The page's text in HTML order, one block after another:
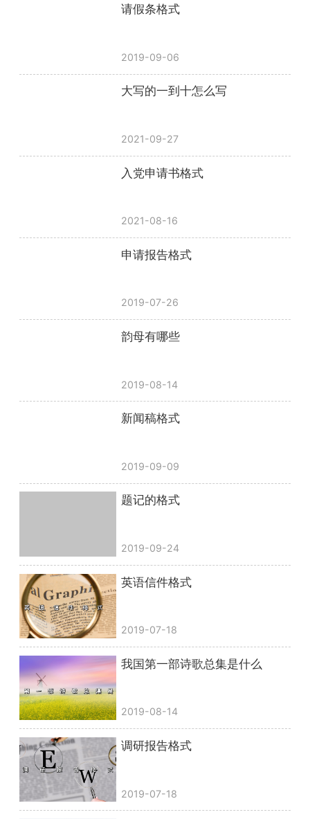
请假条格式
2019-09-06
大写的一到十怎么写
2021-09-27
入党申请书格式
2021-08-16
申请报告格式
2019-07-26
韵母有哪些
2019-08-14
新闻稿格式
2019-09-09
题记的格式
2019-09-24
英语信件格式
2019-07-18
我国第一部诗歌总集是什么
2019-08-14
调研报告格式
2019-07-18